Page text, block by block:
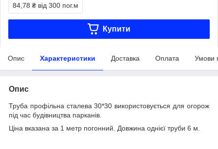
84,78 ₴ від 300 пог.м
Купити
Опис Характеристики Доставка Оплата Умови
Опис
Труба профільна сталева 30*30 використовується для огорож
під час будівництва парканів.
Ціна вказана за 1 метр погонний. Довжина однієї труби 6 м.